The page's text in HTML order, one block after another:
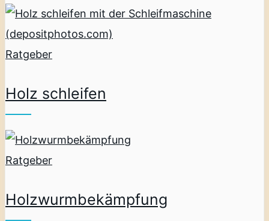
Ratgeber
Holz schleifen
Ratgeber
Holzwurmbekämpfung